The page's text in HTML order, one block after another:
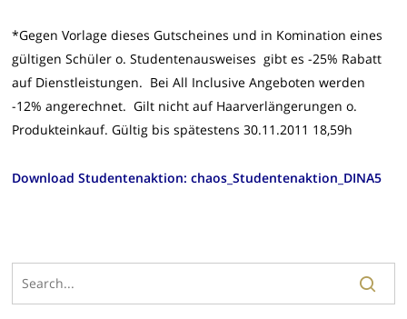
*Gegen Vorlage dieses Gutscheines und in Komination eines
gültigen Schüler o. Studentenausweises gibt es -25% Rabatt
auf Dienstleistungen. Bei All Inclusive Angeboten werden
-12% angerechnet. Gilt nicht auf Haarverlängerungen o.
Produkteinkauf. Gültig bis spätestens 30.11.2011 18,59h
Download Studentenaktion:chaos_Studentenaktion_DINA5